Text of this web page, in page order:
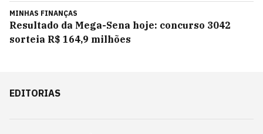
MINHAS FINANÇAS
Resultado da Mega-Sena hoje: concurso 3042
sorteia R$ 164,9 milhões
EDITORIAS